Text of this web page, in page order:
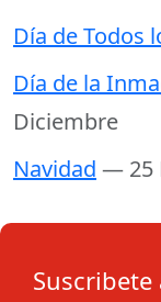
Día de Todos
Día de la
Diciembre
Navidad — 25